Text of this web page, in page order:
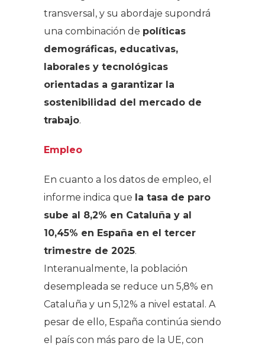
transversal, y su abordaje supondrá
una combinación de políticas
demográficas, educativas,
laborales y tecnológicas
orientadas a garantizar la
sostenibilidad del mercado de
trabajo.
Empleo
En cuanto a los datos de empleo, el
informe indica que la tasa de paro
sube al 8,2% en Cataluña y al
10,45% en España en el tercer
trimestre de 2025.
Interanualmente, la población
desempleada se reduce un 5,8% en
Cataluña y un 5,12% a nivel estatal. A
pesar de ello, España continúa siendo
el país con más paro de la UE, con